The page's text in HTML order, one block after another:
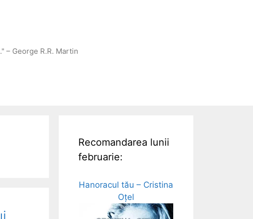
– George R.R. Martin
Recomandarea lunii
februarie:
Hanoracul tău – Cristina
Oțel